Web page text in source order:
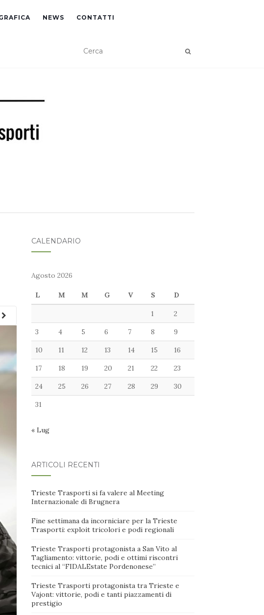
NEWS CONTATTI
CALENDARIO
Agosto 2026
L M M G V S D
1 2
3 4 5 6 7 8 9
10 11 12 13 14 15 16
17 18 19 20 21 22 23
24 25 26 27 28 29 30
31
« Lug
ARTICOLI RECENTI
Trieste Trasporti si fa valere al Meeting
Internazionale di Brugnera
Fine settimana da incorniciare per la Trieste
Trasporti: exploit tricolori e podi regionali
Trieste Trasporti protagonista a San Vito al
Tagliamento: vittorie, podi e ottimi riscontri
tecnici al “FIDALEstate Pordenonese”
Trieste Trasporti protagonista tra Trieste e
Vajont: vittorie, podi e tanti piazzamenti di
prestigio